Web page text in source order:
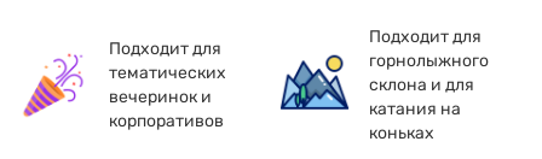
Подходит для
тематических
вечеринок и
корпоративов
Подходит для
горнолыжного
склона и для
катания на
коньках